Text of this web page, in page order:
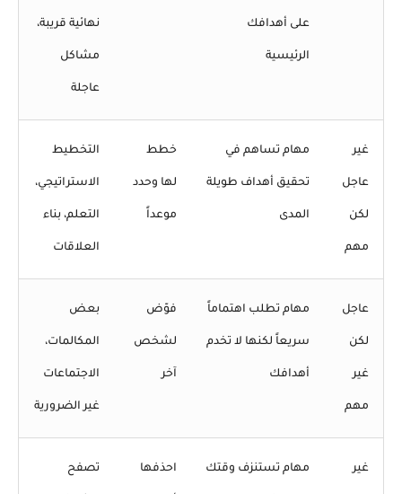
على أهدافك
الرئيسية
نهائية قريبة،
مشاكل
عاجلة
غير
عاجل
لكن
مهم
مهام تساهم في
تحقيق أهداف طويلة
المدى
خطط
لها وحدد
موعداً
التخطيط
الاستراتيجي،
التعلم، بناء
العلاقات
عاجل
لكن
غير
مهم
مهام تطلب اهتماماً
سريعاً لكنها لا تخدم
أهدافك
فوّض
لشخص
آخر
بعض
المكالمات،
الاجتماعات
غير الضرورية
غير مهام تستنزف وقتك احذفها تصفح